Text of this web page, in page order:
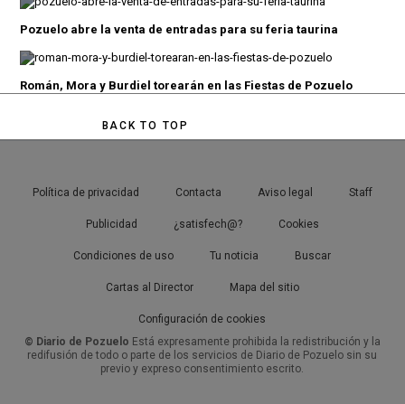
Pozuelo abre la venta de entradas para su feria taurina
Román, Mora y Burdiel torearán en las Fiestas de Pozuelo
BACK TO TOP
Política de privacidad Contacta Aviso legal Staff
Publicidad ¿satisfech@? Cookies
Condiciones de uso Tu noticia Buscar
Cartas al Director Mapa del sitio
Configuración de cookies
© Diario de Pozuelo Está expresamente prohibida la redistribución y la
redifusión de todo o parte de los servicios de Diario de Pozuelo sin su
previo y expreso consentimiento escrito.